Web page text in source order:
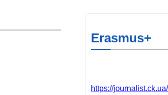
Erasmus+
https://